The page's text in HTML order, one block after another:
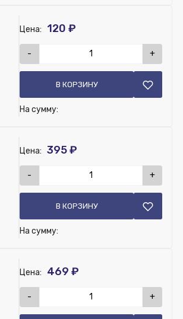
Цена: 120 ₽
- +
В КОРЗИНУ
На сумму:
Цена: 395 ₽
- +
В КОРЗИНУ
На сумму:
Цена: 469 ₽
- +